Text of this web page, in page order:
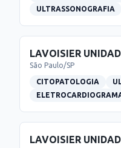
ULTRASSONOGRAFIA
LAVOISIER
São Paulo/SP
CITOPATOLOGIA
LAVOISIER